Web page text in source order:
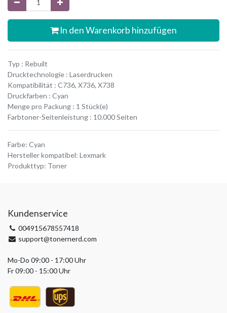
In den Warenkorb hinzufügen
Typ : Rebuilt
Drucktechnologie : Laserdrucken
Kompatibilität : C736, X736, X738
Druckfarben : Cyan
Menge pro Packung : 1 Stück(e)
Farbtoner-Seitenleistung : 10.000 Seiten
Farbe: Cyan
Hersteller kompatibel: Lexmark
Produkttyp: Toner
Kundenservice
004915678557418
support@tonernerd.com
Mo-Do 09:00 - 17:00 Uhr
Fr 09:00 - 15:00 Uhr